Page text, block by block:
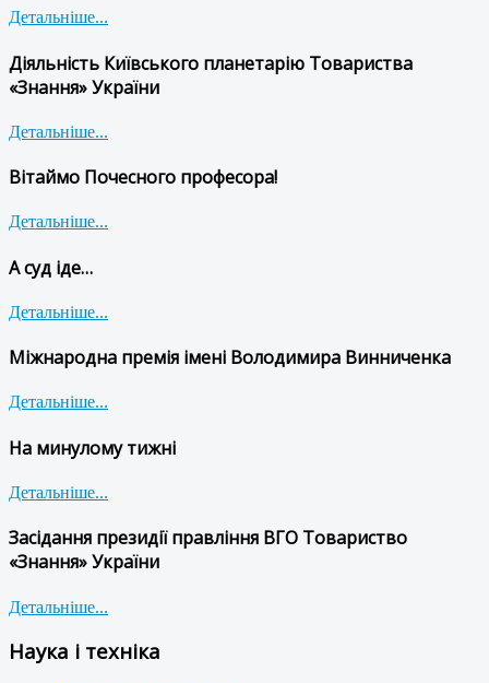
Детальніше...
Діяльність Київського планетарію Товариства
«Знання» України
Детальніше...
Вітаймо Почесного професора!
Детальніше...
А суд іде…
Детальніше...
Міжнародна премія імені Володимира Винниченка
Детальніше...
На минулому тижні
Детальніше...
Засідання президії правління ВГО Товариство
«Знання» України
Детальніше...
Наука і техніка